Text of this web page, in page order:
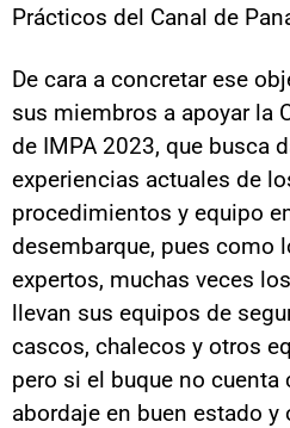
Prácticos del Canal de
De cara a concretar ese
sus miembros a apoyar la
de IMPA 2023, que busca
experiencias actuales de
procedimientos y equipo
desembarque, pues como
expertos, muchas veces
llevan sus equipos de
cascos, chalecos y otros
pero si el buque no
abordaje en buen estado y